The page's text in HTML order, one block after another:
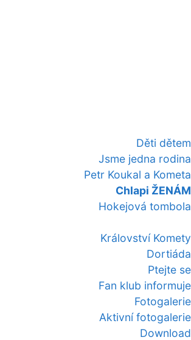
Děti dětem
Jsme jedna rodina
Petr Koukal a Kometa
Chlapi ŽENÁM
Hokejová tombola
Království Komety
Dortiáda
Ptejte se
Fan klub informuje
Fotogalerie
Aktivní fotogalerie
Download